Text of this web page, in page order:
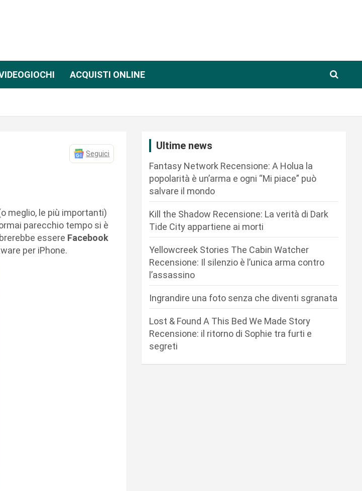
ACQUISTI ONLINE
Seguici
meglio, le più importanti)
parecchio tempo si è
essere Facebook
per iPhone.
Ultime news
Fantasy Network Recensione: A Holua la
popolarità è un’arma e ogni “Mi piace” può
salvare il mondo
Kill the Shadow Recensione: La verità di Dark
Tide City appartiene ai morti
Yellowcreek Stories The Cabin Watcher
Recensione: Il silenzio è l’unica arma contro
l’assassino
Ingrandire una foto senza che diventi sgranata
Lost & Found A This Bed We Made Story
Recensione: il ritorno di Sophie tra furti e
segreti